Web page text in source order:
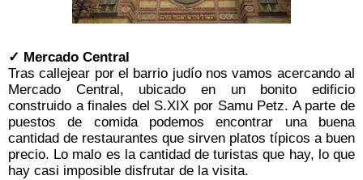
✓ Mercado Central
Tras callejear por el barrio judío nos vamos acercando al
Mercado Central, ubicado en un bonito edificio
construido a finales del S.XIX por Samu Petz. A parte de
puestos de comida podemos encontrar una buena
cantidad de restaurantes que sirven platos típicos a buen
precio. Lo malo es la cantidad de turistas que hay, lo que
hay casi imposible disfrutar de la visita.